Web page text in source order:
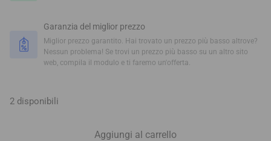
Garanzia del miglior prezzo
Miglior prezzo garantito. Hai trovato un prezzo più basso altrove?
Nessun problema! Se trovi un prezzo più basso su un altro sito
web, compila il modulo e ti faremo un'offerta.
2 disponibili
Aggiungi al carrello